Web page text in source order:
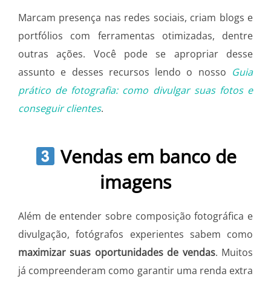
Marcam presença nas redes sociais, criam blogs e
portfólios com ferramentas otimizadas, dentre
outras ações. Você pode se apropriar desse
assunto e desses recursos lendo o nosso Guia
prático de fotografia: como divulgar suas fotos e
conseguir clientes.
Vendas em banco de
imagens
Além de entender sobre composição fotográfica e
divulgação, fotógrafos experientes sabem como
maximizar suas oportunidades de vendas. Muitos
já compreenderam como garantir uma renda extra